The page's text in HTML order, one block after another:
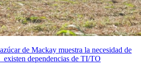
de Mackay muestra la necesidad de
existen dependencias de TI/TO